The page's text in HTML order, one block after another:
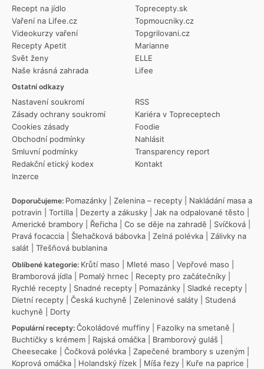
Recept na jídlo
Vaření na Lifee.cz
Videokurzy vaření
Recepty Apetit
Svět ženy
Naše krásná zahrada
Ostatní odkazy
Nastavení soukromí
Zásady ochrany soukromí
Cookies zásady
Obchodní podmínky
Smluvní podmínky
Redakční etický kodex
Inzerce
RSS
Kariéra v Topreceptech
Foodie
Nahlásit
Transparency report
Kontakt
Toprecepty.sk
Topmoucniky.cz
Topgrilovani.cz
Marianne
ELLE
Lifee
Doporučujeme: Pomazánky Zelenina – recepty
Nakládání masa a
potravin
Tortilla Dezerty a zákusky Jak na odpalované těsto
Americké brambory
Řeřicha Co se děje na zahradě Svíčková
Pravá focaccia
Šlehačková bábovka Zelná polévka
Zálivky na
salát
Třešňová bublanina
Oblíbené kategorie: Krůtí maso Mleté maso Vepřové maso
Bramborová jídla
Pomalý hrnec Recepty pro začátečníky
Rychlé recepty
Snadné recepty Pomazánky Sladké recepty
Dietní recepty
Česká kuchyně Zeleninové saláty
Studená
kuchyně
Dorty
Populární recepty: Čokoládové muffiny Fazolky na smetaně
Buchtičky s krémem
Rajská omáčka Bramborový guláš
Cheesecake
Čočková polévka Zapečené brambory s uzeným
Koprová omáčka
Holandský řízek Míša řezy Kuře na paprice